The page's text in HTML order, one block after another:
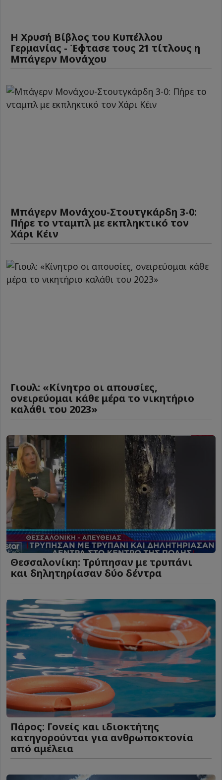
Η Χρυσή Βίβλος του Κυπέλλου
Γερμανίας - Έφτασε τους 21 τίτλους η
Μπάγερν Μονάχου
Μπάγερν Μονάχου-Στουτγκάρδη 3-0:
Πήρε το νταμπλ με εκπληκτικό τον
Χάρι Κέιν
Γιουλ: «Κίνητρο οι απουσίες,
ονειρεύομαι κάθε μέρα το νικητήριο
καλάθι του 2023»
Θεσσαλονίκη: Τρύπησαν με τρυπάνι
και δηλητηρίασαν δύο δέντρα
Πάρος: Γονείς και ιδιοκτήτης
κατηγορούνται για ανθρωποκτονία
από αμέλεια